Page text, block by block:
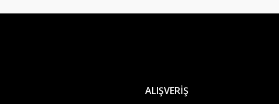
ALIŞVERİŞ